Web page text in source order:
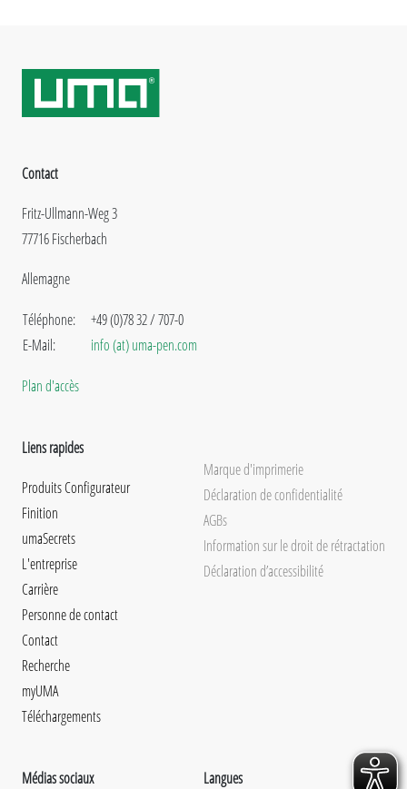
Contact
Fritz-Ullmann-Weg 3
77716 Fischerbach
Allemagne
Téléphone:
E-Mail:
+49 (0)78 32 / 707-0
info (at) uma-pen.com
Plan d'accès
Liens rapides
Produits Configurateur
Finition
umaSecrets
L'entreprise
Carrière
Personne de contact
Contact
Recherche
myUMA
Téléchargements
Marque d'imprimerie
Déclaration de confidentialité
AGBs
Information sur le droit de rétractation
Déclaration d’accessibilité
Médias sociaux
Langues